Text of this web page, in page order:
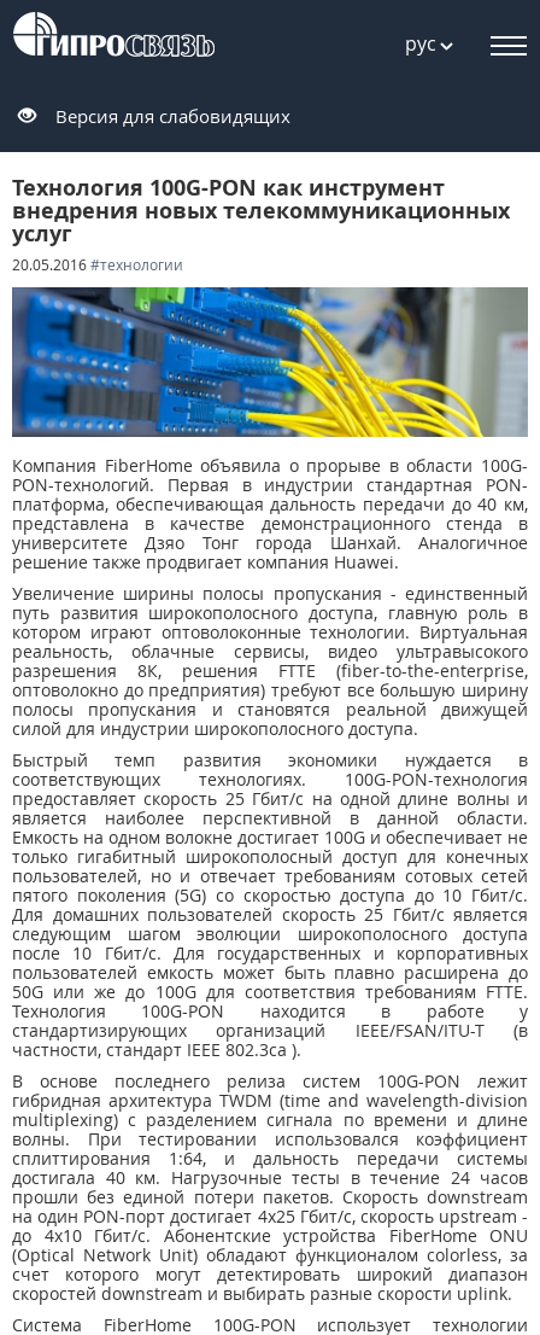
рус
Версия для слабовидящих
Технология 100G-PON как инструмент
внедрения новых телекоммуникационных
услуг
20.05.2016#технологии
Компания FiberHome объявила о прорыве в области 100G-
PON-технологий. Первая в индустрии стандартная PON-
платформа, обеспечивающая дальность передачи до 40 км,
представлена в качестве демонстрационного стенда в
университете Дзяо Тонг города Шанхай. Аналогичное
решение также продвигает компания Huawei.
Увеличение ширины полосы пропускания - единственный
путь развития широкополосного доступа, главную роль в
котором играют оптоволоконные технологии. Виртуальная
реальность, облачные сервисы, видео ультравысокого
разрешения 8К, решения FTTE (fiber-to-the-enterprise,
оптоволокно до предприятия) требуют все большую ширину
полосы пропускания и становятся реальной движущей
силой для индустрии широкополосного доступа.
Быстрый темп развития экономики нуждается в
соответствующих технологиях. 100G-PON-технология
предоставляет скорость 25 Гбит/с на одной длине волны и
является наиболее перспективной в данной области.
Емкость на одном волокне достигает 100G и обеспечивает не
только гигабитный широкополосный доступ для конечных
пользователей, но и отвечает требованиям сотовых сетей
пятого поколения (5G) со скоростью доступа до 10 Гбит/с.
Для домашних пользователей скорость 25 Гбит/с является
следующим шагом эволюции широкополосного доступа
после 10 Гбит/с. Для государственных и корпоративных
пользователей емкость может быть плавно расширена до
50G или же до 100G для соответствия требованиям FTTE.
Технология 100G-PON находится в работе у
стандартизирующих организаций IEEE/FSAN/ITU-T (в
частности, стандарт IEEE 802.3ca ).
В основе последнего релиза систем 100G-PON лежит
гибридная архитектура TWDM (time and wavelength-division
multiplexing) с разделением сигнала по времени и длине
волны. При тестировании использовался коэффициент
сплиттирования 1:64, и дальность передачи системы
достигала 40 км. Нагрузочные тесты в течение 24 часов
прошли без единой потери пакетов. Скорость downstream
на один PON-порт достигает 4x25 Гбит/с, скорость upstream -
до 4x10 Гбит/с. Абонентские устройства FiberHome ONU
(Optical Network Unit) обладают функционалом colorless, за
счет которого могут детектировать широкий диапазон
скоростей downstream и выбирать разные скорости uplink.
Система FiberHome 100G-PON использует технологии